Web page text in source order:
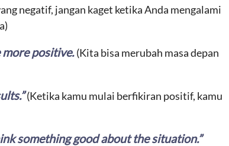
negatif, jangan kaget ketika Anda mengalami
morepositive.(Kita bisa merubah masa depan
(Ketika kamu mulai berfikiran positif, kamu
somethinggoodabout the situation.”